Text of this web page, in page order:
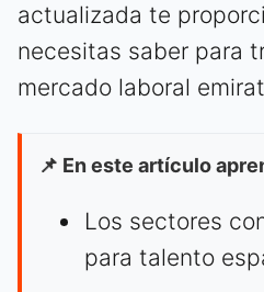
actualizada te
necesitas saber para
mercado laboral
📌 En este artículo
Los sectores
para talento